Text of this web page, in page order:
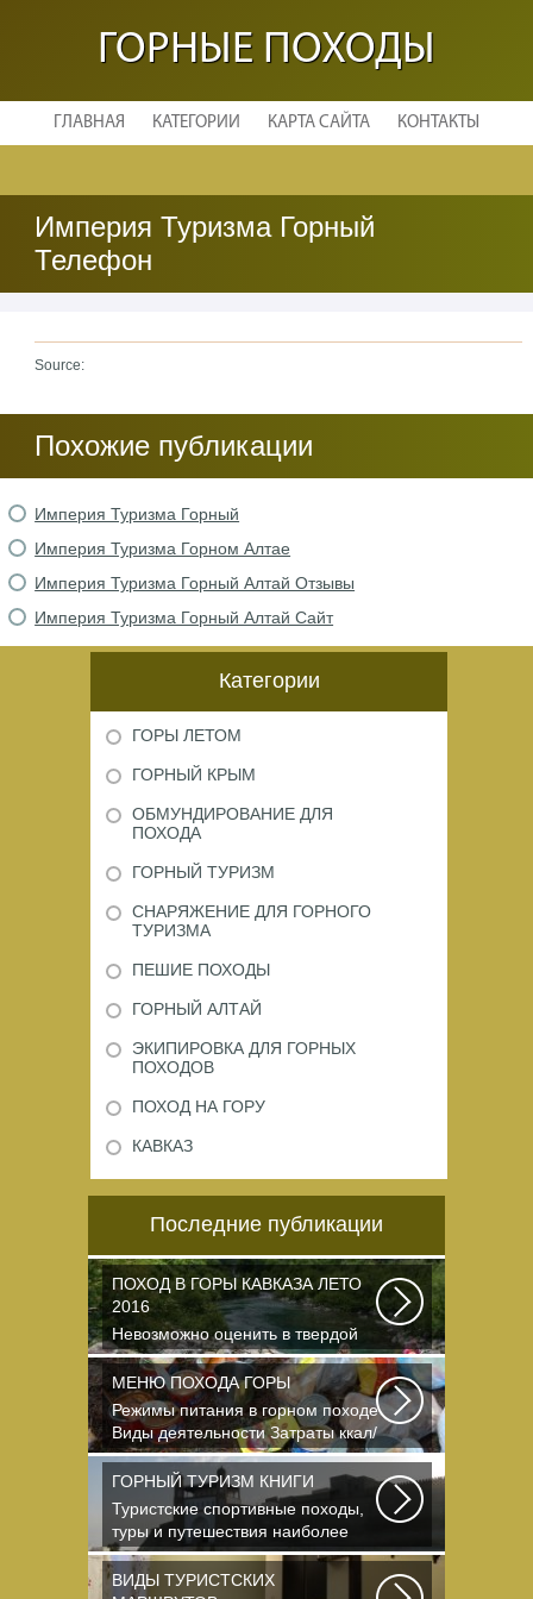
ГОРНЫЕ ПОХОДЫ
ГЛАВНАЯ КАТЕГОРИИ КАРТА САЙТА КОНТАКТЫ
Империя Туризма Горный
Телефон
Source:
Похожие публикации
Империя Туризма Горный
Империя Туризма Горном Алтае
Империя Туризма Горный Алтай Отзывы
Империя Туризма Горный Алтай Сайт
Категории
ГОРЫ ЛЕТОМ
ГОРНЫЙ КРЫМ
ОБМУНДИРОВАНИЕ ДЛЯ
ПОХОДА
ГОРНЫЙ ТУРИЗМ
СНАРЯЖЕНИЕ ДЛЯ ГОРНОГО
ТУРИЗМА
ПЕШИЕ ПОХОДЫ
ГОРНЫЙ АЛТАЙ
ЭКИПИРОВКА ДЛЯ ГОРНЫХ
ПОХОДОВ
ПОХОД НА ГОРУ
КАВКАЗ
Последние публикации
ПОХОД В ГОРЫ КАВКАЗА ЛЕТО
2016
Невозможно оценить в твердой
валюте то ощущение свободы и
вневременности...
МЕНЮ ПОХОДА ГОРЫ
Режимы питания в горном походе
Виды деятельности Затраты ккал/
час жен (55+15)...
ГОРНЫЙ ТУРИЗМ КНИГИ
Туристские спортивные походы,
туры и путешествия наиболее
полно и органично...
ВИДЫ ТУРИСТСКИХ